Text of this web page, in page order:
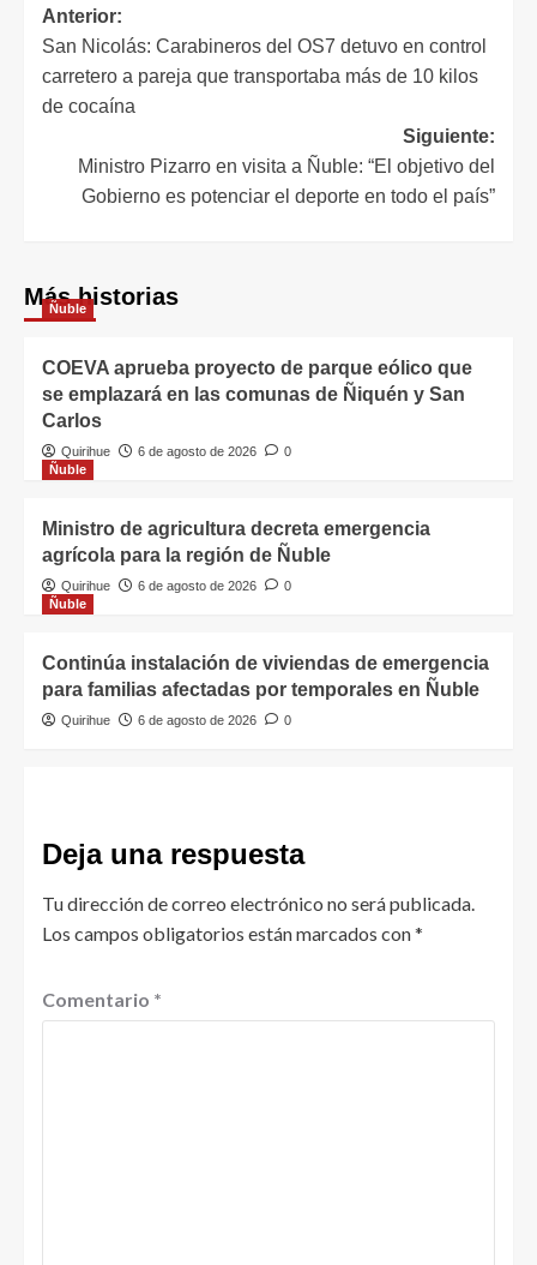
Anterior:
San Nicolás: Carabineros del OS7 detuvo en control
carretero a pareja que transportaba más de 10 kilos
de cocaína
Siguiente:
Ministro Pizarro en visita a Ñuble: “El objetivo del
Gobierno es potenciar el deporte en todo el país”
Más historias
Ñuble
COEVA aprueba proyecto de parque eólico que
se emplazará en las comunas de Ñiquén y San
Carlos
Quirihue 6 de agosto de 2026
0
Ñuble
Ministro de agricultura decreta emergencia
agrícola para la región de Ñuble
Quirihue 6 de agosto de 2026
0
Ñuble
Continúa instalación de viviendas de emergencia
para familias afectadas por temporales en Ñuble
Quirihue 6 de agosto de 2026 0
Deja una respuesta
Tu dirección de correo electrónico no será publicada.
Los campos obligatorios están marcados con*
Comentario *